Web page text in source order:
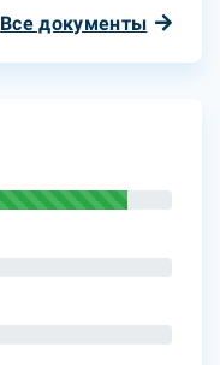
Все документы